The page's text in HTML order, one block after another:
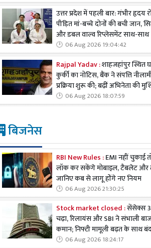
उत्तर प्रदेश में पहली बार: गंभीर हृदय
पीड़ित मां-बच्चे दोनों की बची जान,
और डबल वाल्व रिप्लेसमेंट साथ-साथ
06 Aug 2026 19:04:42
Rajpal Yadav :शाहजहांपुर स्थित
कुर्की का नोटिस, बैंक ने संपत्ति
प्रक्रिया शुरू की; बढ़ीं अभिनेता की
06 Aug 2026 18:07:59
बिजनेस
RBI New Rules :EMI नहीं चुकाई
लॉक कर सकेंगे मोबाइल, टैबलेट और
जानिए कब से लागू होंगे नए नियम
06 Aug 2026 21:30:25
Stock market closed :सेंसेक्स
चढ़ा, रिलायंस और SBI ने संभाली
कमान; निफ्टी मामूली बढ़त के साथ
06 Aug 2026 18:24:17